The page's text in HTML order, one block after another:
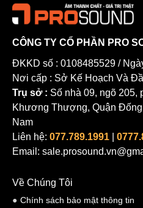
8 điểm ren M10, giúp kỹ thuật
loại giá treo, phụ kiện lắp đặt
Kết nối chắc chắn:Thay vì
giúp kết nối ổn định và bền bỉ
Thẩm mỹ cao: Thùng loa làm
phủ lớp Warnex bền bỉ (có
để phù hợp với thiết kế nội
CÔNG TY CỔ PHẦN PRO
ĐKKD số : 0108485529 /
Nơi cấp : Sở Kế Hoạch Và
Trụ sở : Số nhà 09, ngõ
Khương Thượng, Quận
Nam
Liên hệ: 077.789.1991
Email:
Về Chúng Tôi
Chính sách bảo mật thông tin